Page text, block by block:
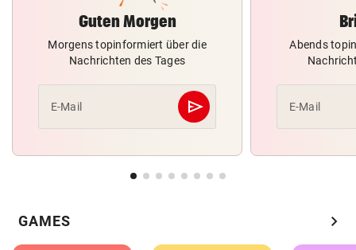
Guten Morgen
Morgens topinformiert über die
Nachrichten des Tages
E-Mail send
Abschicken
Abends
E-Mail
GAMES chevron_right